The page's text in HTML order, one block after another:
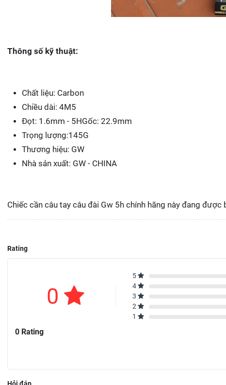
Thông số kỹ thuật:
Chất liệu: Carbon
Chiều dài: 4M5
Đọt: 1.6mm - 5HGốc: 22.9mm
Trọng lượng:145G
Thương hiệu: GW
Nhà sản xuất: GW - CHINA
Chiếc cần câu tay câu đài Gw 5h chính hãng này đang
Rating
0
5
4
3
2
1
0 Rating